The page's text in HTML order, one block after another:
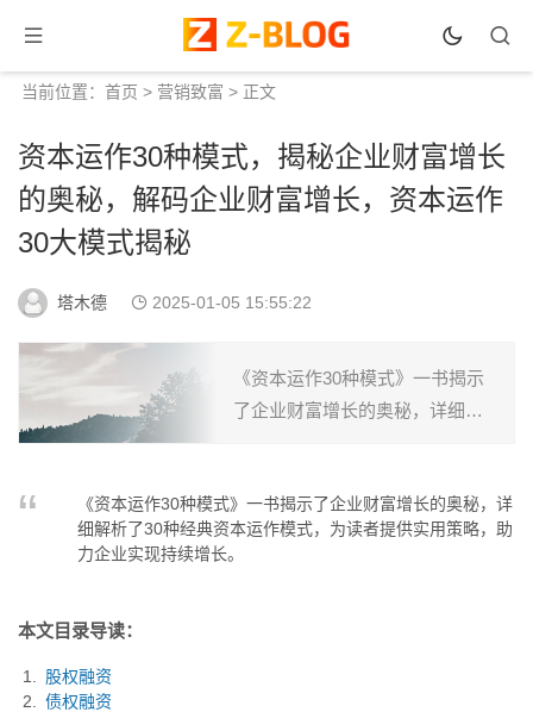
当前位置： 首页 > 营销致富 > 正文
资本运作30种模式，揭秘企业财富增长
的奥秘，解码企业财富增长，资本运作
30大模式揭秘
塔木德 2025-01-05 15:55:22
《资本运作30种模式》一书揭示
了企业财富增长的奥秘，详细解
现持续增长。...
《资本运作30种模式》一书揭示了企业财富增长的奥秘，详
细解析了30种经典资本运作模式，为读者提供实用策略，助
力企业实现持续增长。
本文目录导读：
股权融资
债权融资